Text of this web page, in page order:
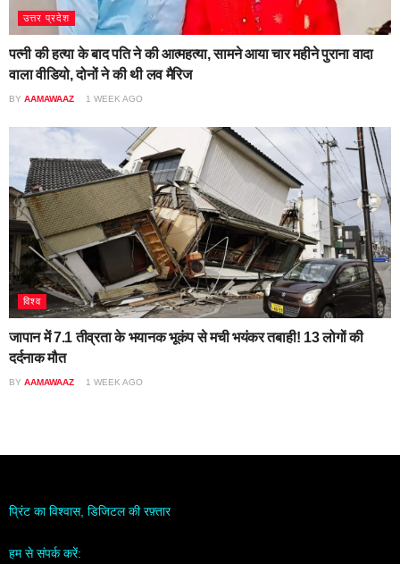
उत्तर प्रदेश
पत्नी की हत्या के बाद पति ने की आत्महत्या, सामने आया चार महीने पुराना वादा
वाला वीडियो, दोनों ने की थी लव मैरिज
BY AAMAWAAZ 1 WEEK AGO
विश्व
जापान में 7.1 तीव्रता के भयानक भूकंप से मची भयंकर तबाही! 13 लोगों की
दर्दनाक मौत
BY AAMAWAAZ 1 WEEK AGO
प्रिंट का विश्वास, डिजिटल की रफ़्तार
हम से संपर्क करें: